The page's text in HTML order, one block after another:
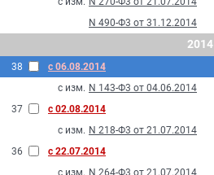
N 490-Ф3 от 31.12.2014
2014
38
с 06.08.2014
с изм. N 143-Ф3 от 04.06.2014
37
с 02.08.2014
с изм. N 218-Ф3 от 21.07.2014
36
с 22.07.2014
с изм. N 264-Ф3 от 21.07.2014